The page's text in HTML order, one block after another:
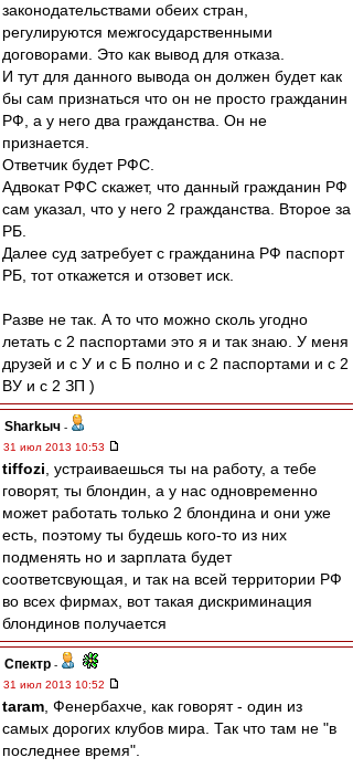
законодательствами обеих стран,
регулируются межгосударственными
договорами. Это как вывод для отказа.
И тут для данного вывода он должен будет как
бы сам признаться что он не просто гражданин
РФ, а у него два гражданства. Он не
признается.
Ответчик будет РФС.
Адвокат РФС скажет, что данный гражданин РФ
сам указал, что у него 2 гражданства. Второе за
РБ.
Далее суд затребует с гражданина РФ паспорт
РБ, тот откажется и отзовет иск.
Разве не так. А то что можно сколь угодно
летать с 2 паспортами это я и так знаю. У меня
друзей и с У и с Б полно и с 2 паспортами и с 2
ВУ и с 2 ЗП )
Sharkыч -
31 июл 2013 10:53
tiffozi , устраиваешься ты на работу, а тебе
говорят, ты блондин, а у нас одновременно
может работать только 2 блондина и они уже
есть, поэтому ты будешь кого-то из них
подменять но и зарплата будет
соответсвующая, и так на всей территории РФ
во всех фирмах, вот такая дискриминация
блондинов получается
Спектр -
31 июл 2013 10:52
taram , Фенербахче, как говорят - один из
самых дорогих клубов мира. Так что там не "в
последнее время".